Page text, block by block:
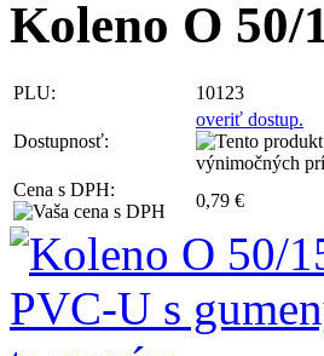
Koleno O 50/
PLU: 10123
Dostupnosť:
overiť dostup.
Cena s DPH:
0,79 €